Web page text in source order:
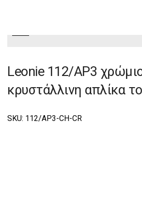
Leonie Φωτιστικά
Leonie 112/AP3
κρυστάλλινη απλίκα
SKU: 112/AP3-CH-CR